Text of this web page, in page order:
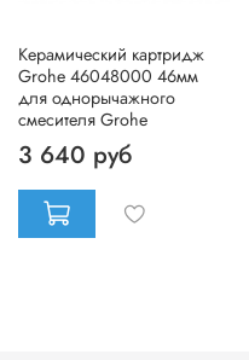
Керамический картридж
Grohe 46048000 46мм
для однорычажного
смесителя Grohe
3 640 руб